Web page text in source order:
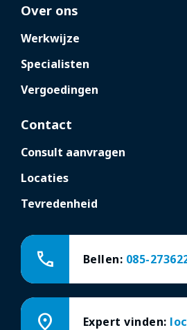
Over ons
Werkwijze
Specialisten
Vergoedingen
Contact
Consult aanvragen
Locaties
Tevredenheid
call Bellen: 085-
location_on Expert vinden: